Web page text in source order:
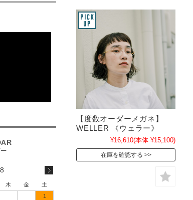
【度数オーダーメガネ】
WELLER 《ウェラー》
¥16,610(本体 ¥15,100)
在庫を確認する
木 金
土
1